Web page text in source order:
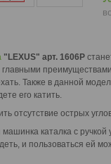
"LEXUS" арт. 1606P
главными
Также в данной
его катить.
отсутствие острых
каталка с
и пользоваться ей